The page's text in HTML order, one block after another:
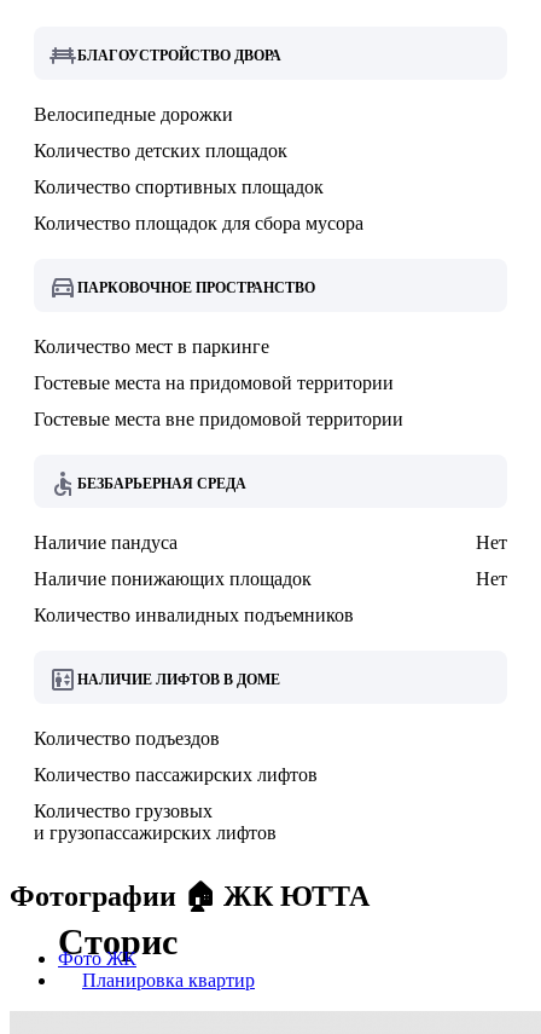
БЛАГОУСТРОЙСТВО ДВОРА
Велосипедные дорожки
Количество детских площадок
Количество спортивных площадок
Количество площадок для сбора мусора
ПАРКОВОЧНОЕ ПРОСТРАНСТВО
Количество мест в паркинге
Гостевые места на придомовой территории
Гостевые места вне придомовой территории
БЕЗБАРЬЕРНАЯ СРЕДА
Наличие пандуса
Нет
Наличие понижающих площадок
Нет
Количество инвалидных подъемников
НАЛИЧИЕ ЛИФТОВ В ДОМЕ
Количество подъездов
Количество пассажирских лифтов
Количество грузовых
и грузопассажирских лифтов
Сторис
Фотографии 🏠 ЖК ЮТТА
Фото ЖК
Планировка квартир